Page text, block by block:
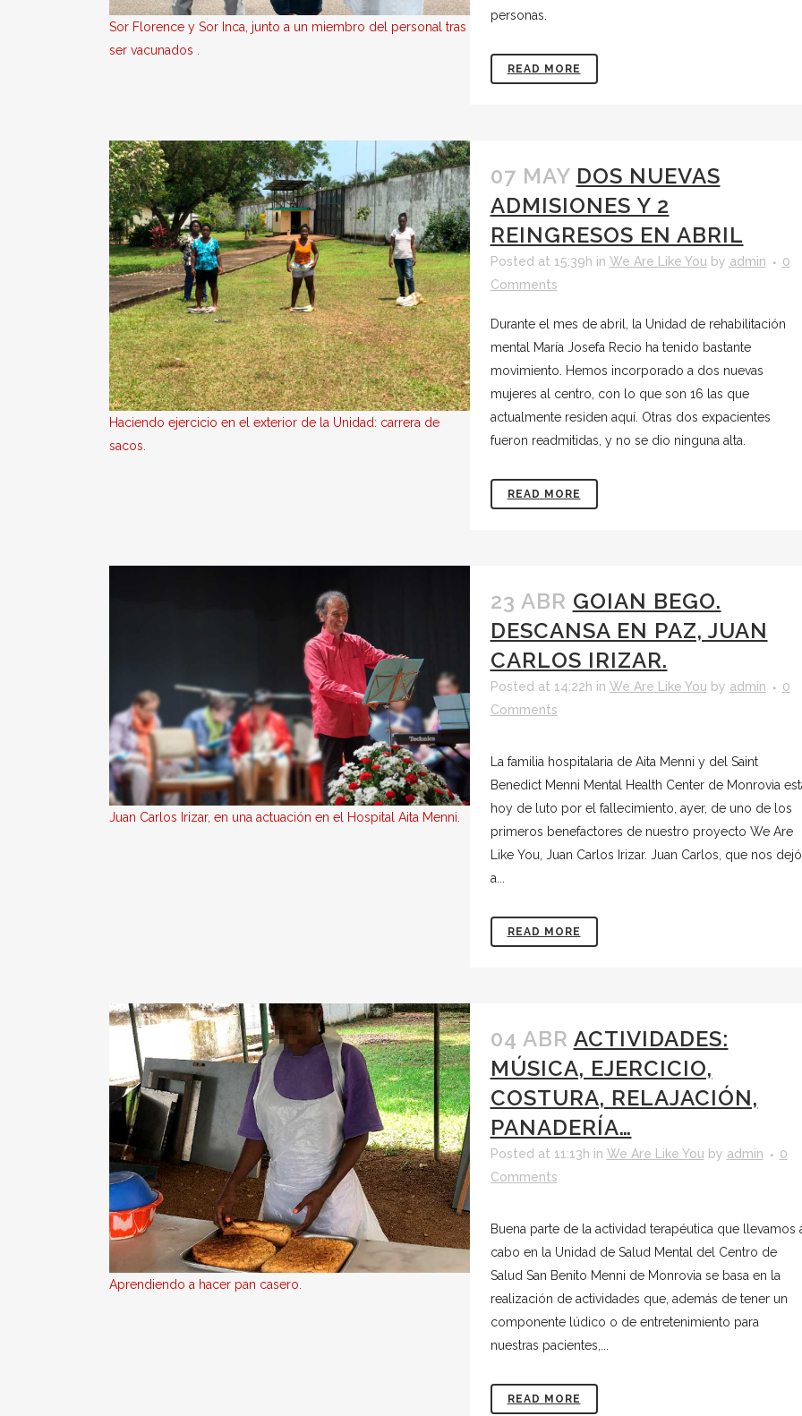
Sor Florence y Sor Inca, junto a un miembro del personal tras
ser vacunados .
personas.
READ MORE
Haciendo ejercicio en el exterior de la Unidad: carrera de
sacos.
07 MAY DOS NUEVAS
ADMISIONES Y 2
REINGRESOS EN ABRIL
Posted at 15:39h in We Are Like You by admin
0
Comments
Durante el mes de abril, la Unidad de rehabilitación
mental María Josefa Recio ha tenido bastante
movimiento. Hemos incorporado a dos nuevas
mujeres al centro, con lo que son 16 las que
actualmente residen aquí. Otras dos expacientes
fueron readmitidas, y no se dio ninguna alta.
READ MORE
Juan Carlos Irizar, en una actuación en el Hospital Aita Menni.
23 ABR GOIAN BEGO.
DESCANSA EN PAZ, JUAN
CARLOS IRIZAR.
Posted at 14:22h in We Are Like You by admin
0
Comments
La familia hospitalaria de Aita Menni y del Saint
Benedict Menni Mental Health Center de Monrovia
hoy de luto por el fallecimiento, ayer, de uno de los
primeros benefactores de nuestro proyecto We Are
Like You, Juan Carlos Irizar. Juan Carlos, que nos dejó
a...
READ MORE
Aprendiendo a hacer pan casero.
04 ABR ACTIVIDADES:
MÚSICA, EJERCICIO,
COSTURA, RELAJACIÓN,
PANADERÍA…
Posted at 11:13h in We Are Like You by admin
0
Comments
Buena parte de la actividad terapéutica que llevamos
cabo en la Unidad de Salud Mental del Centro de
Salud San Benito Menni de Monrovia se basa en la
realización de actividades que, además de tener un
componente lúdico o de entretenimiento para
nuestras pacientes,...
READ MORE